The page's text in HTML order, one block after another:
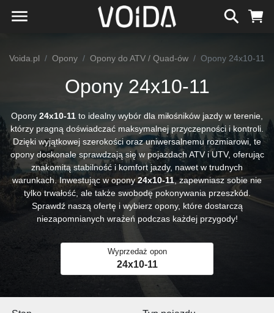
Voida.pl Opony Opony do ATV / Quad-ów Opony 24x10-11
Opony 24x10-11
Opony 24x10-11 to idealny wybór dla miłośników jazdy w terenie,
którzy pragną doświadczać maksymalnej przyczepności i kontroli.
Dzięki wyjątkowej szerokości oraz uniwersalnemu rozmiarowi, te
opony doskonale sprawdzają się w pojazdach ATV i UTV, oferując
znakomitą stabilność i komfort jazdy, nawet w trudnych
warunkach. Inwestując w opony24x10-11, zapewniasz sobie nie
tylko trwałość, ale także swobodę pokonywania przeszkód.
Sprawdź naszą ofertę i wybierz opony, które dostarczą
niezapomnianych wrażeń podczas każdej przygody!
Wyprzedaż opon
24x10-11